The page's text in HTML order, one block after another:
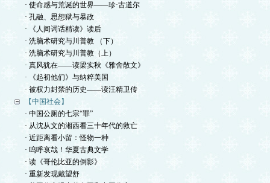
· 使命感与荒诞的世界——珍·古道尔
· 孔融、思想狱与暴政
· 《人间词话精读》读后
· 洗脑术研究与川普教 （下）
· 洗脑术研究与川普教（上）
· 真风犹在——读梁实秋《雅舍散文》
· 《起初他们》与纳粹美国
· 被权力封禁的历史——读汪精卫传
【中国社会】
· 中国公厕的七宗“罪”
· 从沈从文的湘西看三十年代的救亡
· 近距离看小留：怪物一种
· 呜呼哀哉！华夏古典文学
· 读《哥伦比亚的倒影》
· 重新发现戴望舒